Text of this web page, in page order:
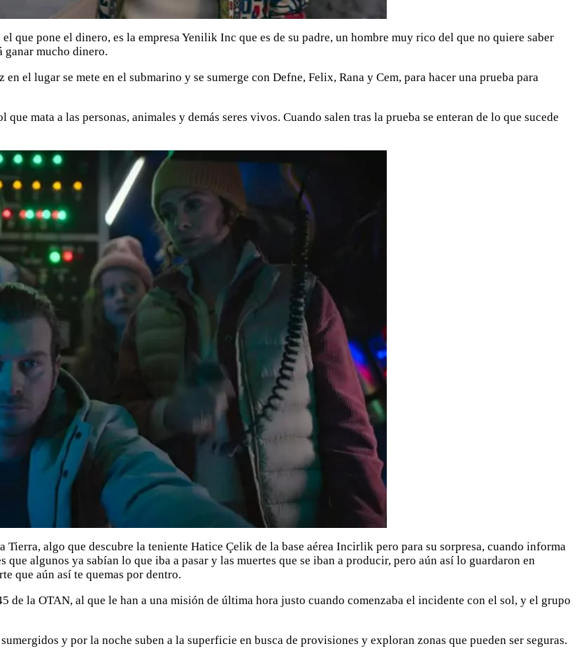
que pone el dinero, es la empresa Yenilik Inc que es de su padre, un hombre muy rico del que no quiere saber
ganar mucho dinero.
el lugar se mete en el submarino y se sumerge con Defne, Felix, Rana y Cem, para hacer una prueba para
mata a las personas, animales y demás seres vivos. Cuando salen tras la prueba se enteran de lo que sucede
Tierra, algo que descubre la teniente Hatice Çelik de la base aérea Incirlik pero para su sorpresa, cuando informa
algunos ya sabían lo que iba a pasar y las muertes que se iban a producir, pero aún así lo guardaron en
que aún así te quemas por dentro.
de la OTAN, al que le han a una misión de última hora justo cuando comenzaba el incidente con el sol, y el grupo
y por la noche suben a la superficie en busca de provisiones y exploran zonas que pueden ser seguras.